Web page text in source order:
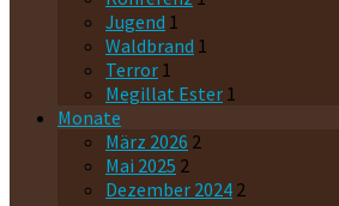
Jugend 1
Waldbrand 1
Terror 1
Megillat Ester 1
Monate
März 2026 2
Mai 2025 2
Dezember 2024 2